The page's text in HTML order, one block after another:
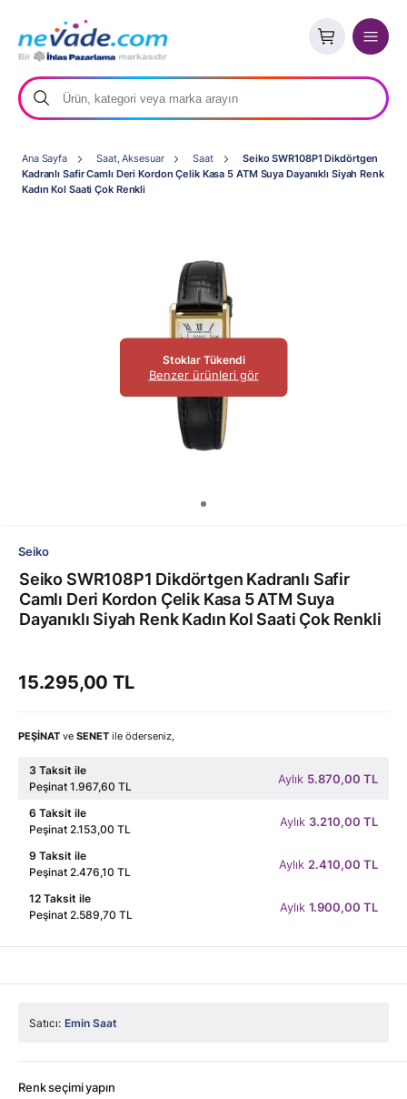
Ana Sayfa Saat, Aksesuar Saat
Seiko SWR108P1 Dikdörtgen
Kadranlı Safir Camlı Deri Kordon Çelik Kasa 5 ATM Suya Dayanıklı Siyah Renk
Kadın Kol Saati Çok Renkli
Stoklar Tükendi
Benzer ürünleri gör
Seiko
Seiko SWR108P1 Dikdörtgen Kadranlı Safir
Camlı Deri Kordon Çelik Kasa 5 ATM Suya
Dayanıklı Siyah Renk Kadın Kol Saati Çok Renkli
15.295,00 TL
PEŞİNAT ve SENET ile öderseniz,
3 Taksit ile
Peşinat 1.967,60 TL
Aylık 5.870,00 TL
6 Taksit ile
Peşinat 2.153,00 TL
Aylık 3.210,00 TL
9 Taksit ile
Peşinat 2.476,10 TL
Aylık 2.410,00 TL
12 Taksit ile
Peşinat 2.589,70 TL
Aylık 1.900,00 TL
Satıcı: Emin Saat
Renk seçimi yapın